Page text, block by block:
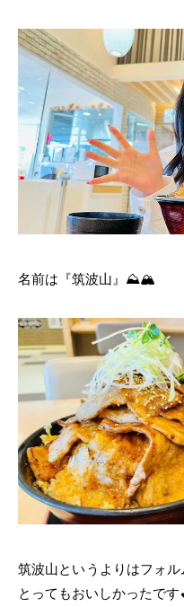
名前は『筑波山』⛰🏔
筑波山というよりはフォ
とってもおいしかったです